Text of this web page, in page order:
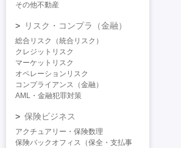
その他不動産
リスク・コンプラ（金融）
総合リスク（統合リスク）
クレジットリスク
マーケットリスク
オペレーションリスク
コンプライアンス（金融）
AML・金融犯罪対策
保険ビジネス
アクチュアリー・保険数理
保険バックオフィス（保全・支払事